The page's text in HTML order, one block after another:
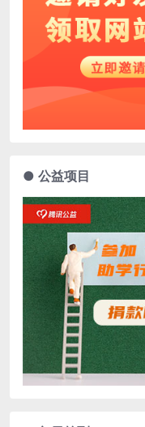
● 公益项目